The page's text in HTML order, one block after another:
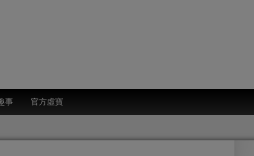
事 官方虛寶